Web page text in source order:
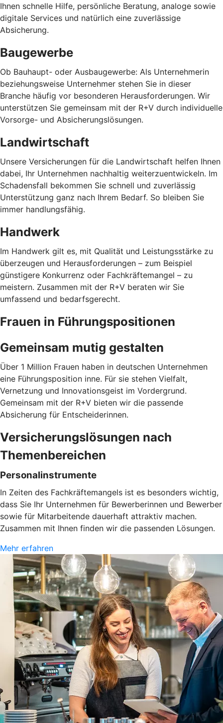
Ihnen schnelle Hilfe, persönliche Beratung, analoge sowie
digitale Services und natürlich eine zuverlässige
Absicherung.
Baugewerbe
Ob Bauhaupt- oder Ausbaugewerbe: Als Unternehmerin
beziehungsweise Unternehmer stehen Sie in dieser
Branche häufig vor besonderen Herausforderungen. Wir
unterstützen Sie gemeinsam mit der R+V durch individuelle
Vorsorge- und Absicherungslösungen.
Landwirtschaft
Unsere Versicherungen für die Landwirtschaft helfen Ihnen
dabei, Ihr Unternehmen nachhaltig weiterzuentwickeln. Im
Schadensfall bekommen Sie schnell und zuverlässig
Unterstützung ganz nach Ihrem Bedarf. So bleiben Sie
immer handlungsfähig.
Handwerk
Im Handwerk gilt es, mit Qualität und Leistungsstärke zu
überzeugen und Herausforderungen – zum Beispiel
günstigere Konkurrenz oder Fachkräftemangel – zu
meistern. Zusammen mit der R+V beraten wir Sie
umfassend und bedarfsgerecht.
Frauen in Führungspositionen
Gemeinsam mutig gestalten
Über 1 Million Frauen haben in deutschen Unternehmen
eine Führungsposition inne. Für sie stehen Vielfalt,
Vernetzung und Innovationsgeist im Vordergrund.
Gemeinsam mit der R+V bieten wir die passende
Absicherung für Entscheiderinnen.
Versicherungslösungen nach
Themenbereichen
Personalinstrumente
In Zeiten des Fachkräftemangels ist es besonders wichtig,
dass Sie Ihr Unternehmen für Bewerberinnen und Bewerber
sowie für Mitarbeitende dauerhaft attraktiv machen.
Zusammen mit Ihnen finden wir die passenden Lösungen.
Mehr erfahren